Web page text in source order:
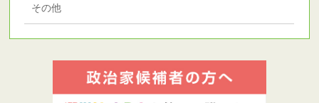
その他